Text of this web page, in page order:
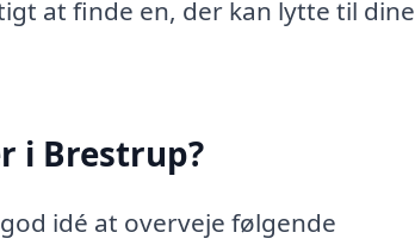
at finde en, der kan lytte til dine
i Brestrup?
idé at overveje følgende